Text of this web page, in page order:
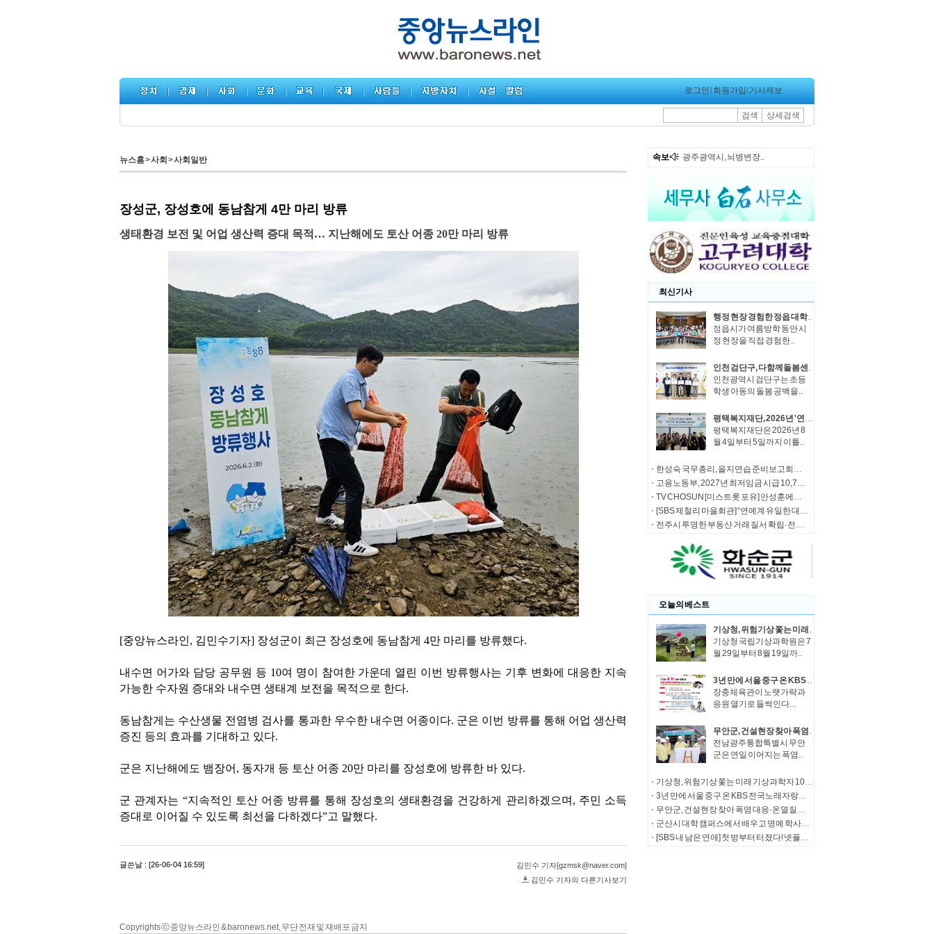
로그인 회원가입 기사제보
검색 상세검색
뉴스홈>사회 >사회일반
Copyrights ⓒ 중앙뉴스라인 & baronews.net, 무단 전재 및 재배포 금지
속보 광주광역시도시철도공..
최신기사
행정 현장 경험한 정읍 대학생들…이학수 시장과 ‘청년 시정대화’
정읍시가 여름방학 동안 시
정 현장을 직접 경험한 ..
인천 검단구, 다함께돌봄센터 4개소 운영 위·수탁 협약 체결
인천광역시 검단구는 초등
학생 아동의 돌봄 공백을..
평택복지재단, 2026년 '연구 결과 현장 적용 우수프로그램 공모사업' 중간 심사 진행
평택복지재단은 2026년 8
월 4일부터 5일까지 이틀..
한성숙 국무총리, 을지연습 준비보고회의 주재
고용노동부, 2027년 최저임금 시급 10,700원
TV CHOSUN [미스트롯 포유] 안성훈에게 무슨 일이? 녹화 도중 돌연 '독신주의 선언'
[SBS 제철리 마을회관] “연예계 유일한 대호 라인!” 오마이걸 효정 합류 / 송가인의 짠내 나는 초등팬심 잡기 도전
전주시 투명한 부동산 거래 질서 확립·전세사기 예방 ‘맞손’
오늘의 베스트
기상청, 위험기상 쫓는 미래 기상과학자 100인 수도권 하늘 아래 모인다!
기상청 국립기상과학원은 7
월 29일부터 8월 19일까..
3년 만에 서울 중구 온 KBS 전국노래자랑…11일 장충체육관서 공개녹화 열려
장충체육관이 노랫가락과
응원 열기로 들썩인다. ..
무안군, 건설현장 찾아 폭염 대응·온열질환 예방 총력
전남광주통합특별시 무안
군은 연일 이어지는 폭염..
기상청, 위험기상 쫓는 미래 기상과학자 100인 수도권 하늘 아래 모인다!
3년 만에 서울 중구 온 KBS 전국노래자랑…11일 장충체육관서 공개녹화 열려
무안군, 건설현장 찾아 폭염 대응·온열질환 예방 총력
군산시 대학 캠퍼스에서 배우고 명예 학사학위까지
[SBS 내 남은 연애] 첫 방부터 터졌다! 넷플릭스 TOP 10 진입->3개국 글로벌 플랫폼 서비스 확정